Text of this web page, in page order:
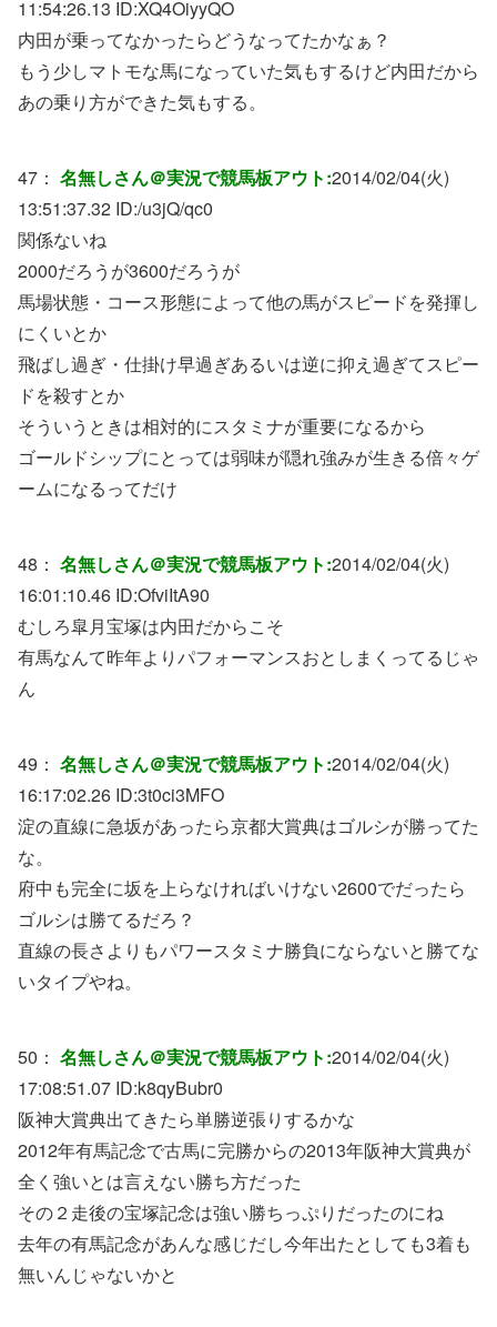
11:54:26.13 ID:XQ4OiyyQO
内田が乗ってなかったらどうなってたかなぁ？
もう少しマトモな馬になっていた気もするけど内田だから
あの乗り方ができた気もする。
47： 名無しさん＠実況で競馬板アウト:2014/02/04(火)
13:51:37.32 ID:/u3jQ/qc0
関係ないね
2000だろうが3600だろうが
馬場状態・コース形態によって他の馬がスピードを発揮し
にくいとか
飛ばし過ぎ・仕掛け早過ぎあるいは逆に抑え過ぎてスピー
ドを殺すとか
そういうときは相対的にスタミナが重要になるから
ゴールドシップにとっては弱味が隠れ強みが生きる倍々ゲ
ームになるってだけ
48： 名無しさん＠実況で競馬板アウト:2014/02/04(火)
16:01:10.46 ID:OfviItA90
むしろ皐月宝塚は内田だからこそ
有馬なんて昨年よりパフォーマンスおとしまくってるじゃ
ん
49： 名無しさん＠実況で競馬板アウト:2014/02/04(火)
16:17:02.26 ID:3t0ci3MFO
淀の直線に急坂があったら京都大賞典はゴルシが勝ってた
な。
府中も完全に坂を上らなければいけない2600でだったら
ゴルシは勝てるだろ？
直線の長さよりもパワースタミナ勝負にならないと勝てな
いタイプやね。
50： 名無しさん＠実況で競馬板アウト:2014/02/04(火)
17:08:51.07 ID:k8qyBubr0
阪神大賞典出てきたら単勝逆張りするかな
2012年有馬記念で古馬に完勝からの2013年阪神大賞典が
全く強いとは言えない勝ち方だった
その２走後の宝塚記念は強い勝ちっぷりだったのにね
去年の有馬記念があんな感じだし今年出たとしても3着も
無いんじゃないかと